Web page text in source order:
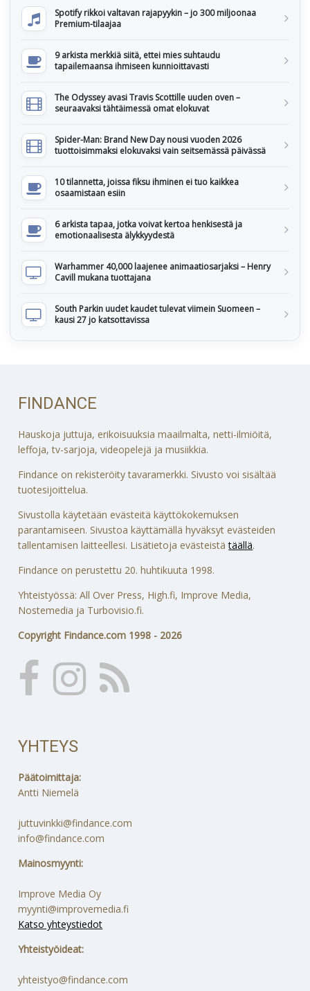
Spotify rikkoi valtavan rajapyykin – jo 300 miljoonaa
Premium-tilaajaa
9 arkista merkkiä siitä, ettei mies suhtaudu
tapailemaansa ihmiseen kunnioittavasti
The Odyssey avasi Travis Scottille uuden oven –
seuraavaksi tähtäimessä omat elokuvat
Spider-Man: Brand New Day nousi vuoden 2026
tuottoisimmaksi elokuvaksi vain seitsemässä päivässä
10 tilannetta, joissa fiksu ihminen ei tuo kaikkea
osaamistaan esiin
6 arkista tapaa, jotka voivat kertoa henkisestä ja
emotionaalisesta älykkyydestä
Warhammer 40,000 laajenee animaatiosarjaksi – Henry
Cavill mukana tuottajana
South Parkin uudet kaudet tulevat viimein Suomeen –
kausi 27 jo katsottavissa
FINDANCE
Hauskoja juttuja, erikoisuuksia maailmalta, netti-ilmiöitä,
leffoja, tv-sarjoja, videopelejä ja musiikkia.
Findance on rekisteröity tavaramerkki. Sivusto voi sisältää
tuotesijoittelua.
Sivustolla käytetään evästeitä käyttökokemuksen
parantamiseen. Sivustoa käyttämällä hyväksyt evästeiden
tallentamisen laitteellesi. Lisätietoja evästeistätäällä.
Findance on perustettu 20. huhtikuuta 1998.
Yhteistyössä: All Over Press, High.fi, Improve Media,
Nostemedia ja Turbovisio.fi.
Copyright Findance.com 1998 - 2026
YHTEYS
Päätoimittaja:
Antti Niemelä
juttuvinkki@findance.com
info@findance.com
Mainosmyynti:
Improve Media Oy
myynti@improvemedia.fi
Katso yhteystiedot
Yhteistyöideat:
yhteistyo@findance.com